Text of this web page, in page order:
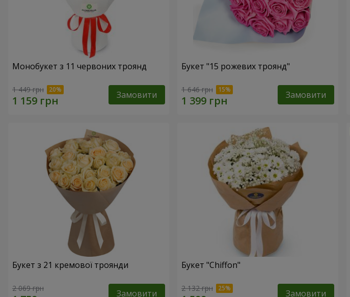
Монобукет з 11 червоних троянд
1 449 грн Замовити
Букет "15 рожевих троянд"
1 646 грн Замовити
Букет з 21 кремової троянди
2 069 грн Замовити
Букет "Chiffon"
2 132 грн Замовити